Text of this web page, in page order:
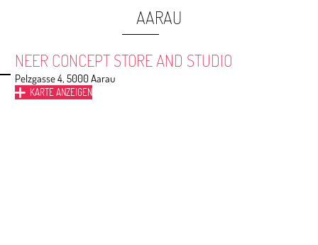
AARAU
NEER CONCEPT STORE AND STUDIO
Pelzgasse 4, 5000 Aarau
KARTE ANZEIGEN